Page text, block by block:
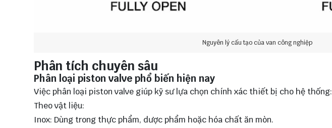
Nguyên lý cấu tạo của van công nghiệp
Phân tích chuyên sâu
Phân loại piston valve phổ biến hiện nay
Việc phân loại piston valve giúp kỹ sư lựa chọn chính xác thiết bị cho hệ thống:
Theo vật liệu:
Inox: Dùng trong thực phẩm, dược phẩm hoặc hóa chất ăn mòn.